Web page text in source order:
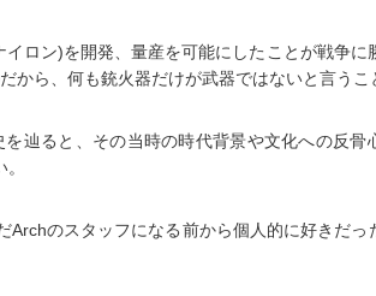
ロン)を開発、量産を可能にしたことが戦争に
から、何も銃火器だけが武器ではないと言うこ
辿ると、その当時の時代背景や文化への反骨
Archのスタッフになる前から個人的に好きだっ